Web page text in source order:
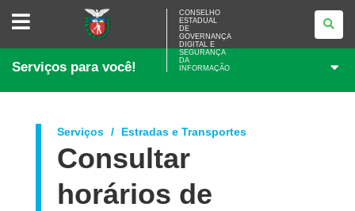
CONSELHO
ESTADUAL
GOVERNANÇA
E
DA
CONSELHO
ESTADUAL
DE
GOVERNANÇA
DIGITAL E
SEGURANÇA
DA
INFORMAÇÃO
Serviços para você!
Serviços Estradas e Transportes
Consultar
horários de